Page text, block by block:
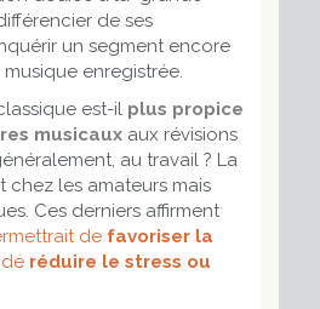
de ses
un segment encore
enregistrée.
est-il plus propice
musicauxaux révisions
au travail ? La
les amateurs mais
Ces derniers affirment
de favoriser la
réduire le stress ou